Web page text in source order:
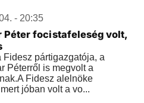
- 20:35
Péter focistafeleség volt,
Fidesz pártigazgatója, a
Péterről is megvolt a
Fidesz alelnöke
jóban volt a vo...